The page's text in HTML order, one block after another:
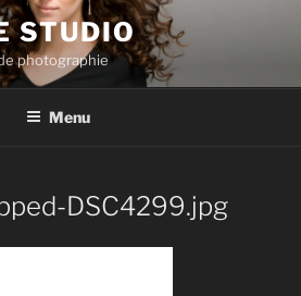
STUDIO
photographie
Menu
DSC4299.jpg